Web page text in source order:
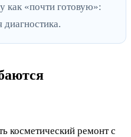
как «почти готовую»:
диагностика.
косметический ремонт с